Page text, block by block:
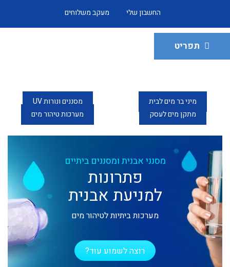
החשבון שלי מעקב משלוחים
מיני בר מים לבית
מסננים ונורות UV
מתקן מים לעסק
מערכות טיהור מים
מסנני אבנית ומסננים ביתיים
פתרונות
למניעת אבנית
מערכות ביתיות לטיהור מים
רוצה לשמוע עוד?